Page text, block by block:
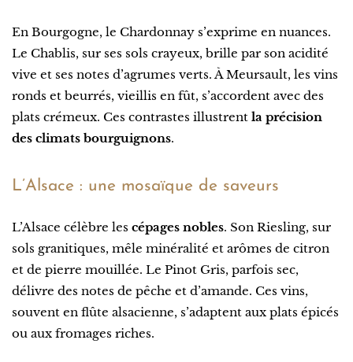
En Bourgogne, le Chardonnay s’exprime en nuances.
Le Chablis, sur ses sols crayeux, brille par son acidité
vive et ses notes d’agrumes verts. À Meursault, les vins
ronds et beurrés, vieillis en fût, s’accordent avec des
plats crémeux. Ces contrastes illustrent la précision
des climats bourguignons.
L’Alsace : une mosaïque de saveurs
L’Alsace célèbre les cépages nobles. Son Riesling, sur
sols granitiques, mêle minéralité et arômes de citron
et de pierre mouillée. Le Pinot Gris, parfois sec,
délivre des notes de pêche et d’amande. Ces vins,
souvent en flûte alsacienne, s’adaptent aux plats épicés
ou aux fromages riches.